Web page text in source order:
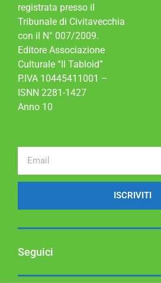
registrata presso il
Tribunale di Civitavecchia
con il N° 007/2009.
Editore Associazione
Culturale “Il Tabloid”
P.IVA 10445411001 –
ISNN 2281-1427
Anno 10
ISCRIVITI
Seguici